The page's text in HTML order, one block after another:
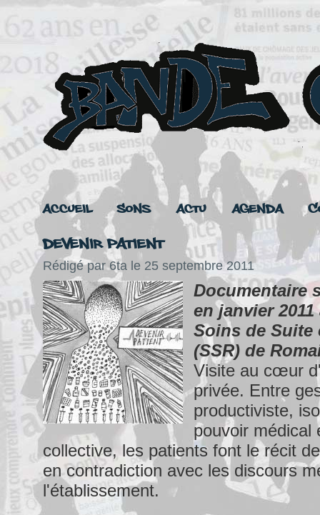
Accueil Sons Actu Agenda
Devenir patient
Rédigé par 6ta le 25 septembre 2011
Documentaire
en janvier
Soins de Suite
(SSR) de
Visite au cœur
privée. Entre
productiviste,
pouvoir médical
collective, les patients font le récit
en contradiction avec les discours
l'établissement.